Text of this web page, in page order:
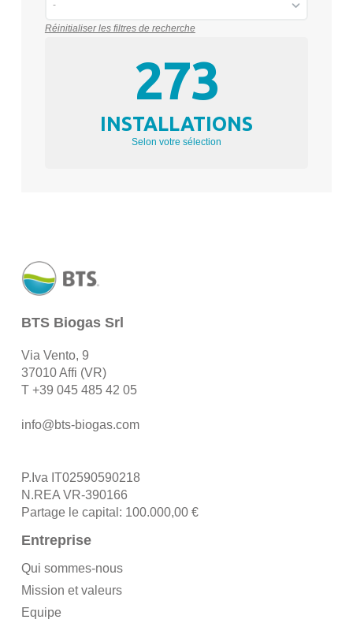
-
Réinitialiser les filtres de recherche
273
INSTALLATIONS
Selon votre sélection
BTS Biogas Srl
Via Vento, 9
37010 Affi (VR)
T +39 045 485 42 05
info@bts-biogas.com
P.Iva IT02590590218
N.REA VR-390166
Partage le capital: 100.000,00 €
Entreprise
Qui sommes-nous
Mission et valeurs
Equipe